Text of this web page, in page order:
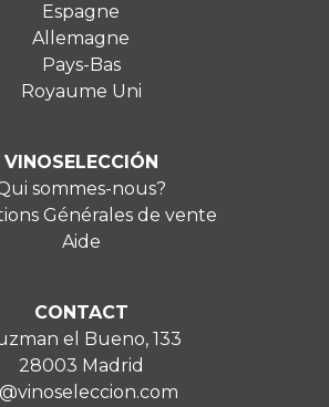
Espagne
Allemagne
Pays-Bas
Royaume Uni
VINOSELECCIÓN
sommes-nous?
Générales de vente
Aide
CONTACT
el Bueno, 133
28003 Madrid